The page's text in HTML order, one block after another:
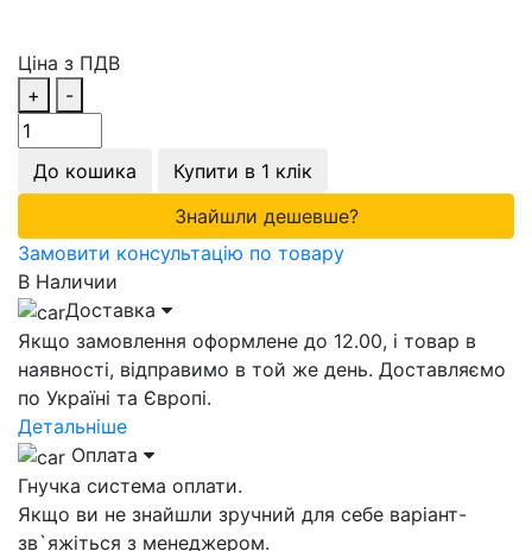
Ціна з ПДВ
+
-
До кошика
Купити в 1 клік
Знайшли дешевше?
Замовити консультацію по товару
В Наличии
Доставка
Якщо замовлення оформлене до 12.00, і товар в
наявності, відправимо в той же день. Доставляємо
по Україні та Європі.
Детальніше
Оплата
Гнучка система оплати.
Якщо ви не знайшли зручний для себе варіант-
зв`яжіться з менеджером.